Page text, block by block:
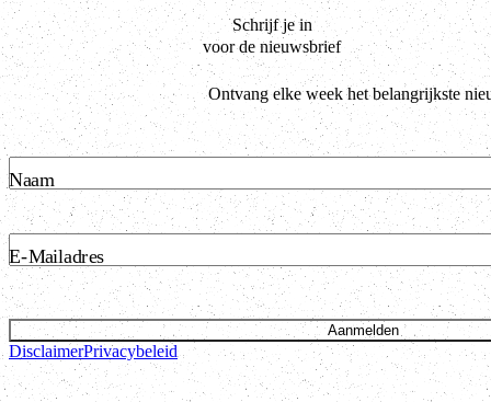
Schrijf je in
voor de nieuwsbrief
Ontvang elke week het belangrijkste
Naam
E-Mailadres
Aanmelden
DisclaimerPrivacybeleid